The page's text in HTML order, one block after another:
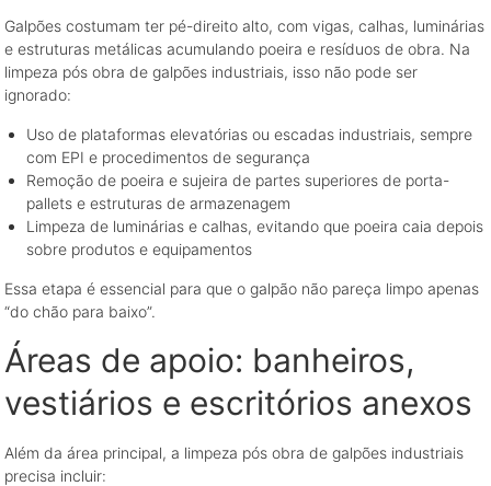
Galpões costumam ter pé-direito alto, com vigas, calhas, luminárias
e estruturas metálicas acumulando poeira e resíduos de obra. Na
limpeza pós obra de galpões industriais, isso não pode ser
ignorado:
Uso de plataformas elevatórias ou escadas industriais, sempre
com EPI e procedimentos de segurança
Remoção de poeira e sujeira de partes superiores de porta-
pallets e estruturas de armazenagem
Limpeza de luminárias e calhas, evitando que poeira caia depois
sobre produtos e equipamentos
Essa etapa é essencial para que o galpão não pareça limpo apenas
“do chão para baixo”.
Áreas de apoio: banheiros,
vestiários e escritórios anexos
Além da área principal, a limpeza pós obra de galpões industriais
precisa incluir: